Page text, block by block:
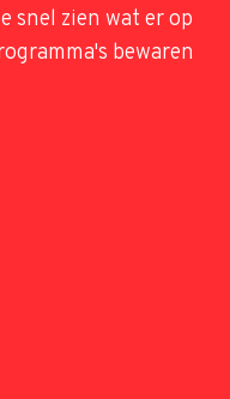
snel zien wat er op
bewaren